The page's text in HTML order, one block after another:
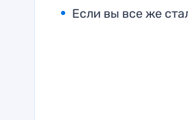
Если вы все же